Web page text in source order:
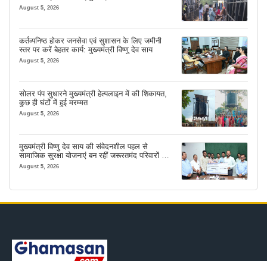
मिल रही
August 5, 2026
कर्तव्यनिष्ठ होकर जनसेवा एवं सुशासन के लिए जमीनी
स्तर पर करें बेहतर कार्य: मुख्यमंत्री विष्णु देव साय
August 5, 2026
सोलर पंप सुधारने मुख्यमंत्री हेल्पलाइन में की शिकायत,
कुछ ही घंटों में हुई मरम्मत
August 5, 2026
मुख्यमंत्री विष्णु देव साय की संवेदनशील पहल से
सामाजिक सुरक्षा योजनाएं बन रहीं जरूरतमंद परिवारों का
मजबूत सहारा
August 5, 2026